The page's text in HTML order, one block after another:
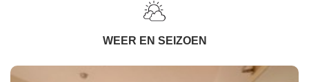
WEER EN SEIZOEN